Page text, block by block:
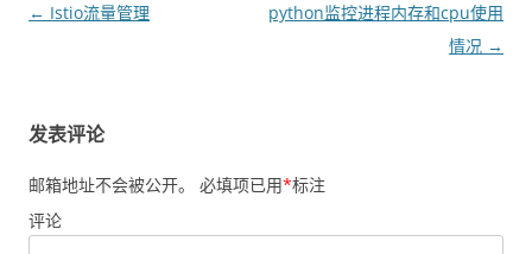
文
← Istio流量管理
python监控进程内存和cpu使用
情况 →
发表评论
邮箱地址不会被公开。 必填项已用*标注
评论